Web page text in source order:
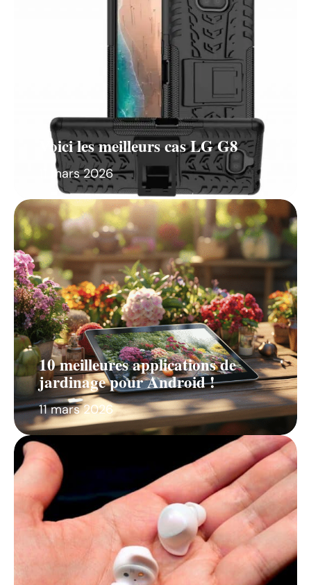
Voici les meilleurs cas LG G8
11 mars 2026
10 meilleures applications de
jardinage pour Android !
11 mars 2026